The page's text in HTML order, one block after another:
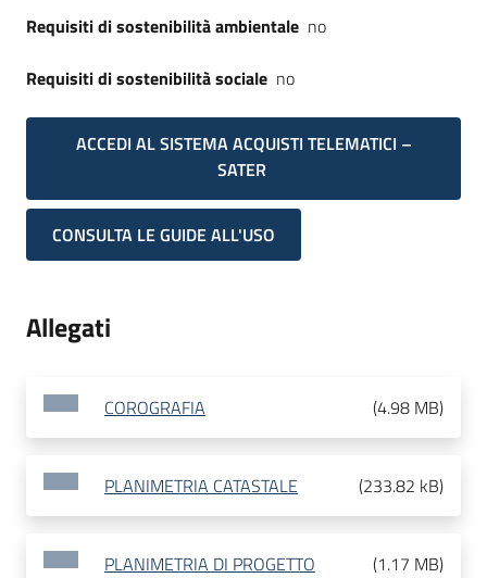
Requisiti di sostenibilità ambientale no
Requisiti di sostenibilità sociale no
ACCEDI AL SISTEMA ACQUISTI TELEMATICI –
SATER
CONSULTA LE GUIDE ALL'USO
Allegati
COROGRAFIA (4.98 MB)
PLANIMETRIA CATASTALE (233.82 kB)
PLANIMETRIA DI PROGETTO (1.17 MB)